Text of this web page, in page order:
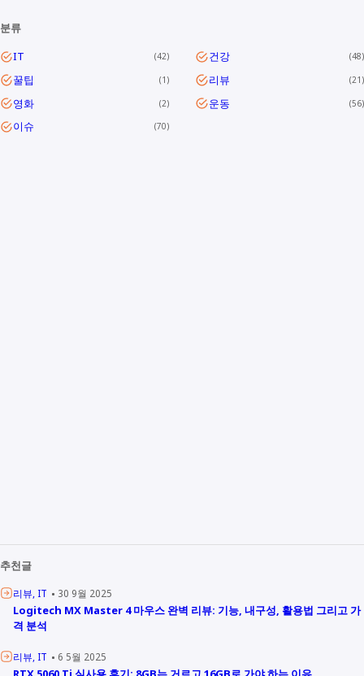
분류
IT
42 건강 48
꿀팁 1 리뷰 21
영화 2 운동 56
이슈 70
추천글
리뷰 IT 30 9월 2025
Logitech MX Master 4 마우스 완벽 리뷰: 기능, 내구성, 활용법 그리고 가
격 분석
리뷰 IT 6 5월 2025